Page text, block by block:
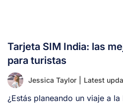
Tarjeta SIM India: las
para turistas
Jessica Taylor Latest
¿Estás planeando un viaje a